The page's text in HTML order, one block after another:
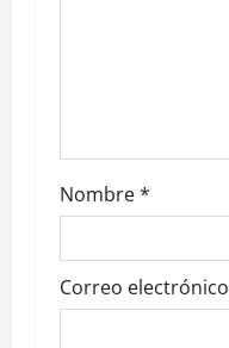
a
d
s
Nombre*
Correo electrónico